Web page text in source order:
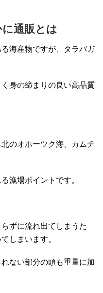
通販とは
海産物ですが、タラバガ
身の締まりの良い高品質
のオホーツク海、カムチ
漁場ポイントです。
ずに流れ出てしまうた
しまいます。
ない部分の頭も重量に加